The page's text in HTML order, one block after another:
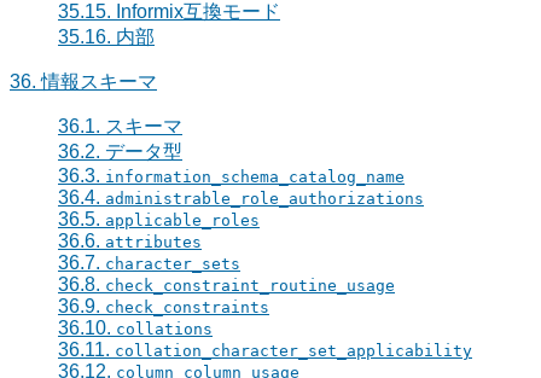
35.15. Informix互換モード
35.16. 内部
36. 情報スキーマ
36.1. スキーマ
36.2. データ型
36.3. information_schema_catalog_name
36.4. administrable_role_authorizations
36.5. applicable_roles
36.6. attributes
36.7. character_sets
36.8. check_constraint_routine_usage
36.9. check_constraints
36.10. collations
36.11. collation_character_set_applicability
36.12. column_column_usage